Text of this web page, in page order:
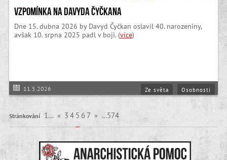
Vzpomínka na Davyda Čyčkana
Dne 15. dubna 2026 by Davyd Čyčkan oslavil 40. narozeniny,
avšak 10. srpna 2025 padl v boji. (více)
11.5.2026 Ze světa Osobnosti
Stránkování 1… « 3 4 5 6 7 » …574